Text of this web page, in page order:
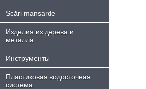
Scări mansarde
Изделия из дерева и
металла
Инструменты
Пластиковая водосточная
система